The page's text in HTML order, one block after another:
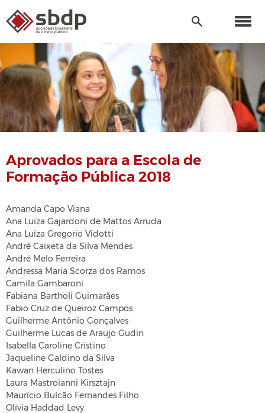
Aprovados para a Escola de
Formação Pública 2018
Amanda Capo Viana
Ana Luiza Gajardoni de Mattos Arruda
Ana Luiza Gregorio Vidotti
André Caixeta da Silva Mendes
André Melo Ferreira
Andressa Maria Scorza dos Ramos
Camila Gambaroni
Fabiana Bartholi Guimarães
Fabio Cruz de Queiroz Campos
Guilherme Antônio Gonçalves
Guilherme Lucas de Araujo Gudin
Isabella Caroline Cristino
Jaqueline Galdino da Silva
Kawan Herculino Tostes
Laura Mastroianni Kirsztajn
Maurício Bulcão Fernandes Filho
Olívia Haddad Levy